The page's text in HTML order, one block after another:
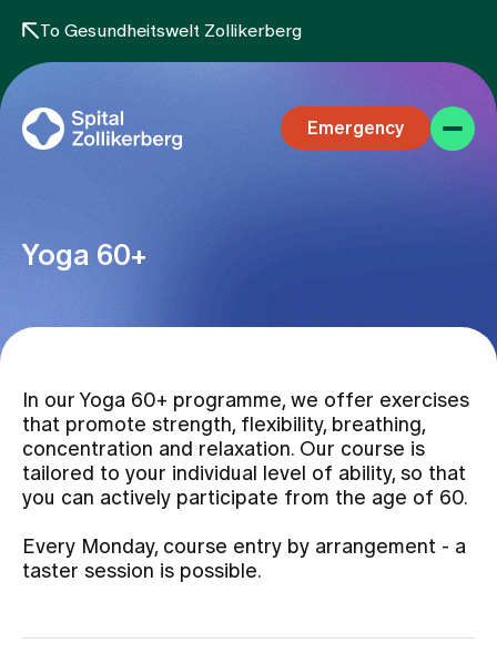
To Gesundheitswelt Zollikerberg
Emergency
Stay
Team
Assigning
Yoga 60+
In our Yoga 60+ programme, we offer exercises
that promote strength, flexibility, breathing,
concentration and relaxation. Our course is
tailored to your individual level of ability, so that
you can actively participate from the age of 60.
Every Monday, course entry by arrangement - a
taster session is possible.